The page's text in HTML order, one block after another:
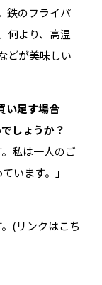
鉄のフライパ
何より、高温
どが美味しい
い足す場合
しょうか？
私は一人のご
います。」
(リンクはこち